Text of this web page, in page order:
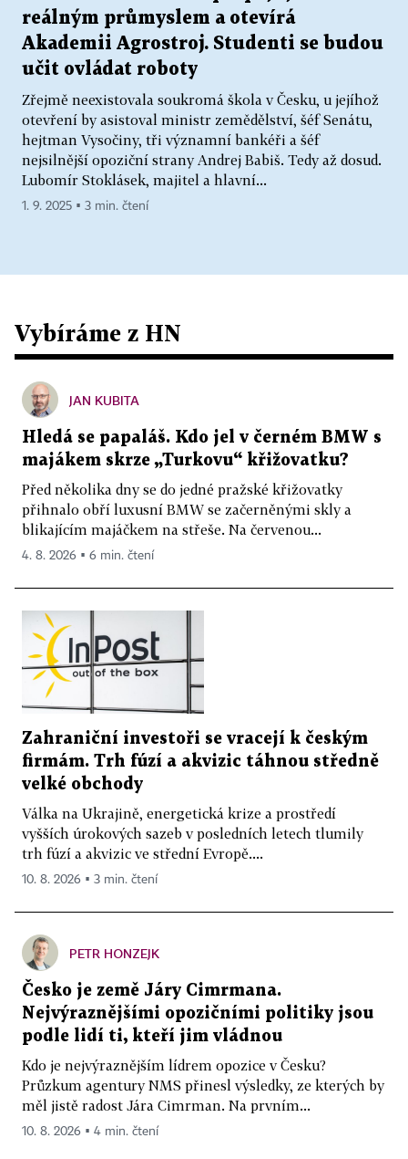
reálným průmyslem a otevírá
Akademii Agrostroj. Studenti se budou
učit ovládat roboty
Zřejmě neexistovala soukromá škola v Česku, u jejíhož
otevření by asistoval ministr zemědělství, šéf Senátu,
hejtman Vysočiny, tři významní bankéři a šéf
nejsilnější opoziční strany Andrej Babiš. Tedy až dosud.
Lubomír Stoklásek, majitel a hlavní...
1. 9. 2025 ▪ 3 min. čtení
Vybíráme z HN
JAN KUBITA
Hledá se papaláš. Kdo jel v černém BMW s
majákem skrze „Turkovu“ křižovatku?
Před několika dny se do jedné pražské křižovatky
přihnalo obří luxusní BMW se začerněnými skly a
blikajícím majáčkem na střeše. Na červenou...
4. 8. 2026 ▪ 6 min. čtení
Zahraniční investoři se vracejí k českým
firmám. Trh fúzí a akvizic táhnou středně
velké obchody
Válka na Ukrajině, energetická krize a prostředí
vyšších úrokových sazeb v posledních letech tlumily
trh fúzí a akvizic ve střední Evropě....
10. 8. 2026 ▪ 3 min. čtení
PETR HONZEJK
Česko je země Járy Cimrmana.
Nejvýraznějšími opozičními politiky jsou
podle lidí ti, kteří jim vládnou
Kdo je nejvýraznějším lídrem opozice v Česku?
Průzkum agentury NMS přinesl výsledky, ze kterých by
měl jistě radost Jára Cimrman. Na prvním...
10. 8. 2026 ▪ 4 min. čtení